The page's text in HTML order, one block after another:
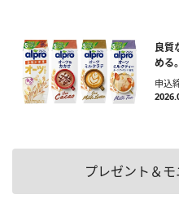
良質
める
申込
プレゼント＆